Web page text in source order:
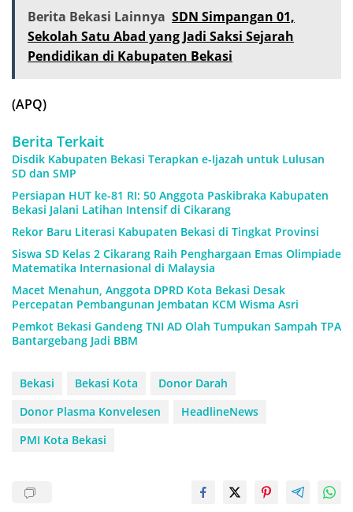
Berita Bekasi Lainnya SDN Simpangan 01,
Sekolah Satu Abad yang Jadi Saksi Sejarah
Pendidikan di Kabupaten Bekasi
(APQ)
Berita Terkait
Disdik Kabupaten Bekasi Terapkan e-Ijazah untuk Lulusan
SD dan SMP
Persiapan HUT ke-81 RI: 50 Anggota Paskibraka Kabupaten
Bekasi Jalani Latihan Intensif di Cikarang
Rekor Baru Literasi Kabupaten Bekasi di Tingkat Provinsi
Siswa SD Kelas 2 Cikarang Raih Penghargaan Emas Olimpiade
Matematika Internasional di Malaysia
Macet Menahun, Anggota DPRD Kota Bekasi Desak
Percepatan Pembangunan Jembatan KCM Wisma Asri
Pemkot Bekasi Gandeng TNI AD Olah Tumpukan Sampah TPA
Bantargebang Jadi BBM
Bekasi Bekasi Kota
Donor Darah
Donor Plasma Konvelesen
HeadlineNews
PMI Kota Bekasi